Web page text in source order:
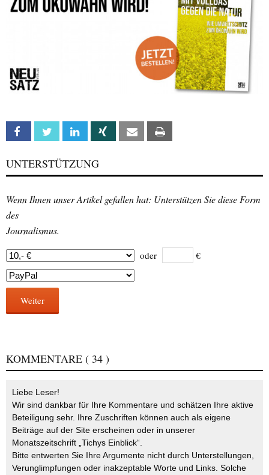
Facebook Twitter Linkedin Xing Email
UNTERSTÜTZUNG
Wenn Ihnen unser Artikel gefallen hat: Unterstützen Sie diese Form
des
Journalismus.
oder €
Weiter
KOMMENTARE ( 34 )
Liebe Leser!
Wir sind dankbar für Ihre Kommentare und schätzen Ihre aktive
Beteiligung sehr. Ihre Zuschriften können auch als eigene
Beiträge auf der Site erscheinen oder in unserer
Monatszeitschrift „Tichys Einblick“.
Bitte entwerten Sie Ihre Argumente nicht durch Unterstellungen,
Verunglimpfungen oder inakzeptable Worte und Links. Solche